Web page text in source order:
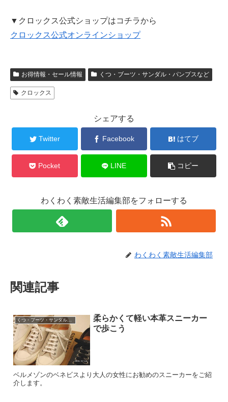
▼クロックス公式ショップはコチラから
クロックス公式オンラインショップ
お得情報・セール情報 くつ・ブーツ・サンダル・パンプスなど
クロックス
シェアする
Twitter Facebook はてブ
Pocket LINE コピー
わくわく素敵生活編集部をフォローする
わくわく素敵生活編集部
関連記事
くつ・ブーツ・サンダル・パンプスなど
柔らかくて軽い本革スニーカー
で歩こう
ベルメゾンのベネビスより大人の女性にお勧めのスニーカーをご紹
介します。